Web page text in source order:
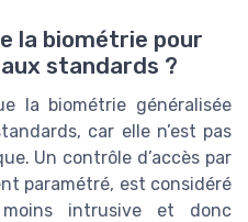
la biométrie pour
standards ?
la biométrie généralisée
car elle n’est pas
Un contrôle d’accès par
paramétré, est considéré
intrusive et donc